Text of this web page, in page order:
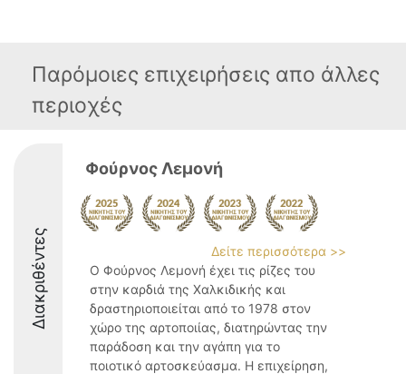
Παρόμοιες επιχειρήσεις απο άλλες
περιοχές
Διακριθέντες
Φούρνος Λεμονή
Δείτε περισσότερα >>
Ο Φούρνος Λεμονή έχει τις ρίζες του
στην καρδιά της Χαλκιδικής και
δραστηριοποιείται από το 1978 στον
χώρο της αρτοποιίας, διατηρώντας την
παράδοση και την αγάπη για το
ποιοτικό αρτοσκεύασμα. Η επιχείρηση,